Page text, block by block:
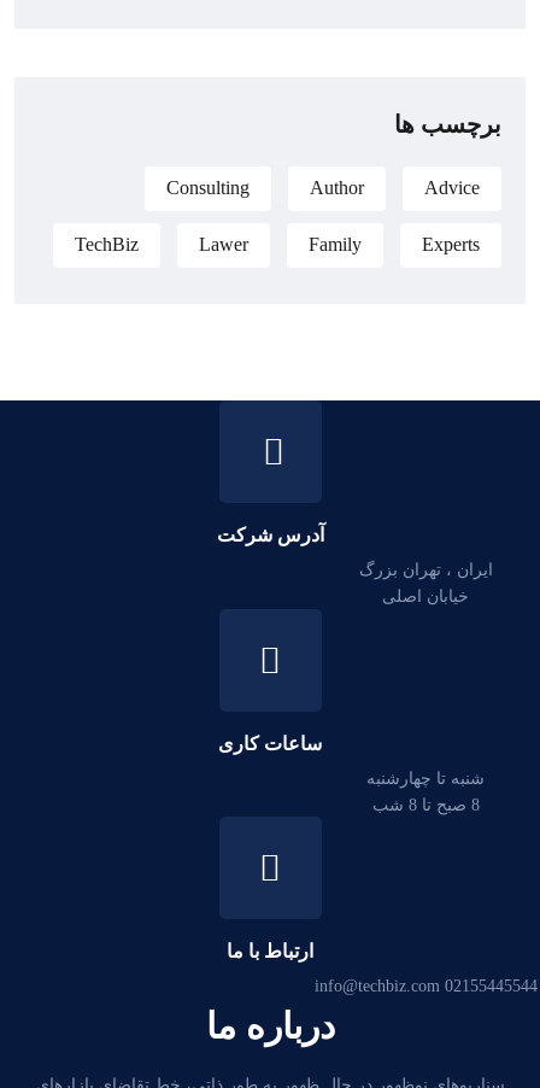
برچسب ها
Advice
Author
Consulting
Experts
Family
Lawer
TechBiz
آدرس شرکت
ایران ، تهران بزرگ
خیابان اصلی
ساعات کاری
شنبه تا چهارشنبه
8 صبح تا 8 شب
ارتباط با ما
info@techbiz.com 02155445544
درباره ما